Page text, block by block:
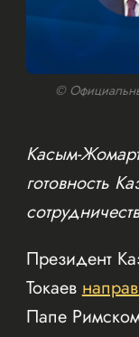
©
Касым-
готовность
Президент
Токаев
Папе